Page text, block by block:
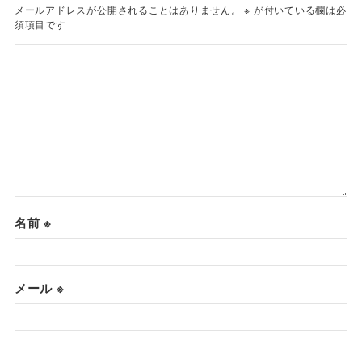
メールアドレスが公開されることはありません。 ※ が付いている欄は必
須項目です
名前※
メール ※